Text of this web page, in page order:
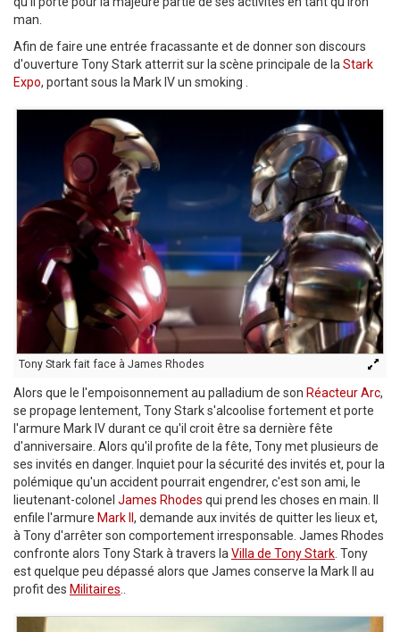
man.
Afin de faire une entrée fracassante et de donner son discours
d'ouverture Tony Stark atterrit sur la scène principale de la Stark
Expo, portant sous la Mark IV un smoking .
Tony Stark fait face à James Rhodes
Alors que le l'empoisonnement au palladium de son Réacteur Arc,
se propage lentement, Tony Stark s'alcoolise fortement et porte
l'armure Mark IV durant ce qu'il croit être sa dernière fête
d'anniversaire. Alors qu'il profite de la fête, Tony met plusieurs de
ses invités en danger. Inquiet pour la sécurité des invités et, pour la
polémique qu'un accident pourrait engendrer, c'est son ami, le
lieutenant-colonel James Rhodes qui prend les choses en main. Il
enfile l'armure Mark II , demande aux invités de quitter les lieux et,
à Tony d'arrêter son comportement irresponsable. James Rhodes
confronte alors Tony Stark à travers la Villa de Tony Stark . Tony
est quelque peu dépassé alors que James conserve la Mark II au
profit des Militaires